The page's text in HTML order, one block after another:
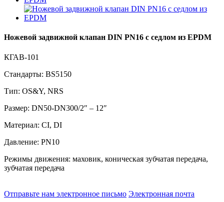
Ножевой задвижной клапан DIN PN16 с седлом из EPDM
КГАВ-101
Стандарты: BS5150
Тип: OS&Y, NRS
Размер: DN50-DN300/2″ – 12″
Материал: CI, DI
Давление: PN10
Режимы движения: маховик, коническая зубчатая передача,
зубчатая передача
Отправьте нам электронное письмо Электронная почта